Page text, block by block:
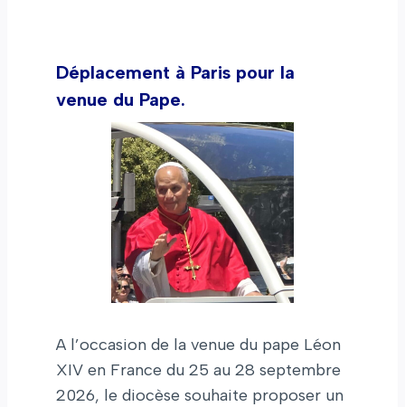
Déplacement à Paris pour la
venue du Pape.
A l’occasion de la venue du pape Léon
XIV en France du 25 au 28 septembre
2026, le diocèse souhaite proposer un